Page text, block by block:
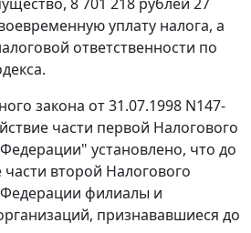
уплату налога, а
ответственности по
закона от 31.07.1998 N147-
части первой Налогового
установлено, что до
части второй Налогового
Федерации филиалы и
признававшиеся до